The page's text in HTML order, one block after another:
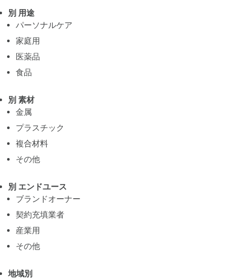
別 用途
パーソナルケア
家庭用
医薬品
食品
別 素材
金属
プラスチック
複合材料
その他
別 エンドユース
ブランドオーナー
契約充填業者
産業用
その他
地域別